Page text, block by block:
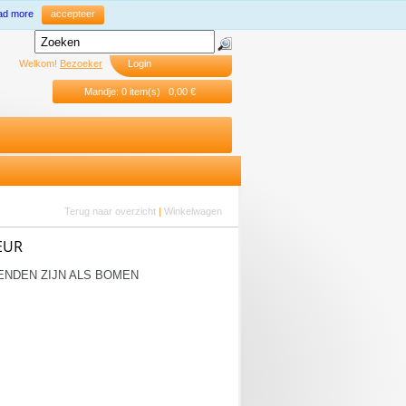
more accepteer
Welkom! Bezoeker Login
Mandje: 0 item(s) 0,00 €
Terug naar overzicht |Winkelwagen
ZIJN ALS BOMEN